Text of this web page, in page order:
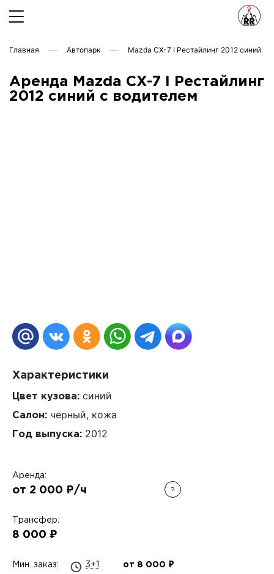
Главная Автопарк Mazda CX-7 I Рестайлинг 2012 синий
Аренда Mazda CX-7 I Рестайлинг
2012 синий с водителем
Характеристики
Цвет кузова: синий
Салон: черный, кожа
Год выпуска: 2012
Аренда:
от 2 000 ₽/ч ?
Трансфер:
8 000 ₽
Мин. заказ: 3+1 от 8 000 ₽